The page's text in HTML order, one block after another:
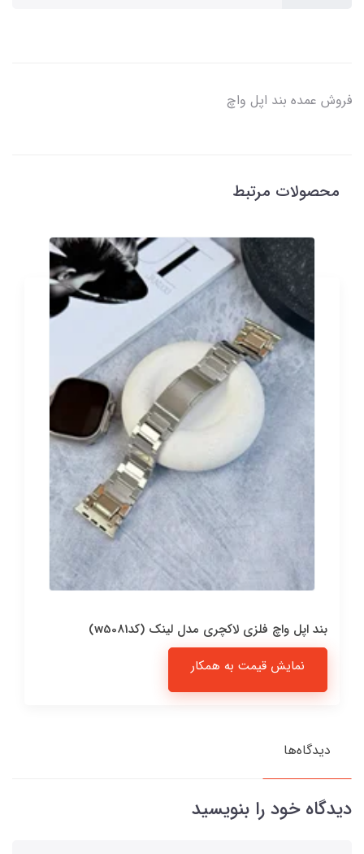
فروش عمده بند اپل واچ
محصولات مرتبط
بند اپل واچ فلزی لاکچری مدل لینک (کدw5081)
نمایش قیمت به همکار
دیدگاه‌ها
دیدگاه خود را بنویسید